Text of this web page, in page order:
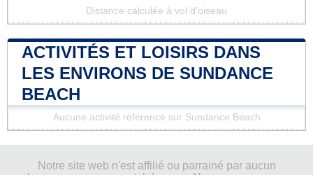
Distance calculée à vol d'oiseau
ACTIVITÉS ET LOISIRS DANS
LES ENVIRONS DE SUNDANCE
BEACH
Aucune activité référencé sur Sundance Beach
Notre site web n'est affilié ou parrainé par aucun